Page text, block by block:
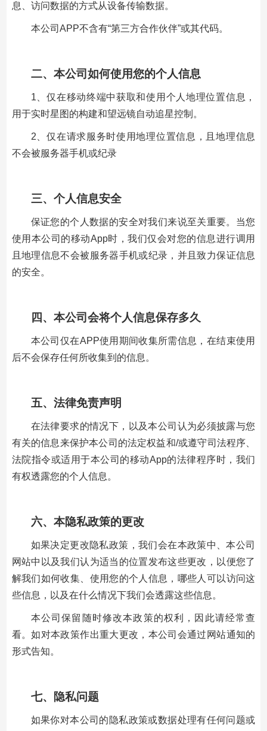
息、访问数据的方式从设备传输数据。
本公司APP不含有“第三方合作伙伴”或其代码。
二、本公司如何使用您的个人信息
1、仅在移动终端中获取和使用个人地理位置信息，
用于实时星图的构建和望远镜自动追星控制。
2、仅在请求服务时使用地理位置信息，且地理信息
不会被服务器手机或纪录
三、个人信息安全
保证您的个人数据的安全对我们来说至关重要。当您
使用本公司的移动App时，我们仅会对您的信息进行调用
且地理信息不会被服务器手机或纪录，并且致力保证信息
的安全。
四、本公司会将个人信息保存多久
本公司仅在APP使用期间收集所需信息，在结束使用
后不会保存任何所收集到的信息。
五、法律免责声明
在法律要求的情况下，以及本公司认为必须披露与您
有关的信息来保护本公司的法定权益和/或遵守司法程序、
法院指令或适用于本公司的移动App的法律程序时，我们
有权透露您的个人信息。
六、本隐私政策的更改
如果决定更改隐私政策，我们会在本政策中、本公司
网站中以及我们认为适当的位置发布这些更改，以便您了
解我们如何收集、使用您的个人信息，哪些人可以访问这
些信息，以及在什么情况下我们会透露这些信息。
本公司保留随时修改本政策的权利，因此请经常查
看。如对本政策作出重大更改，本公司会通过网站通知的
形式告知。
七、隐私问题
如果你对本公司的隐私政策或数据处理有任何问题或